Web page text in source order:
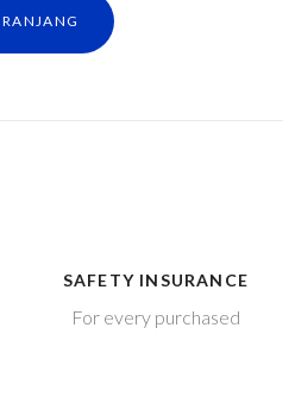
SAFETY INSURANCE
For every purchased